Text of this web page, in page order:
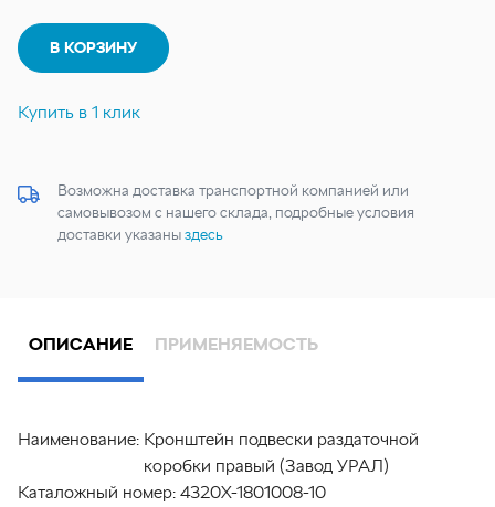
В КОРЗИНУ
Купить в 1 клик
Возможна доставка транспортной компанией или
самовывозом с нашего склада, подробные условия
доставки указаныздесь
ОПИСАНИЕ ПРИМЕНЯЕМОСТЬ
Наименование: Кронштейн подвески раздаточной
коробки правый (Завод УРАЛ)
Каталожный номер: 4320Х-1801008-10